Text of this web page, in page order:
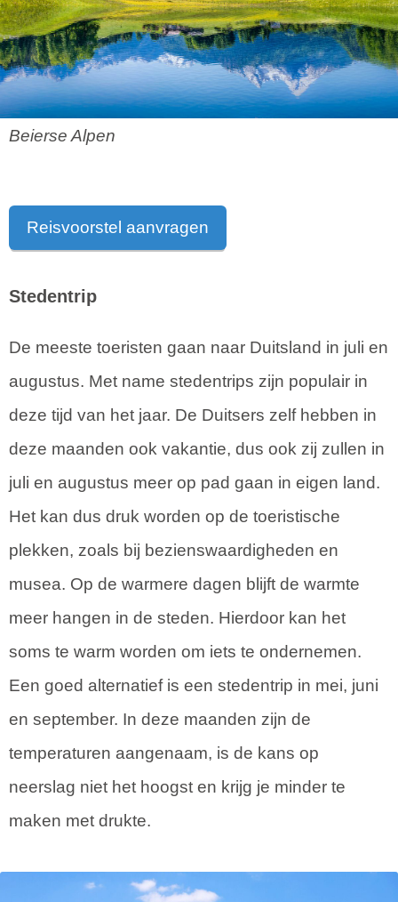
Beierse Alpen
Reisvoorstel aanvragen
Stedentrip
De meeste toeristen gaan naar Duitsland in juli en
augustus. Met name stedentrips zijn populair in
deze tijd van het jaar. De Duitsers zelf hebben in
deze maanden ook vakantie, dus ook zij zullen in
juli en augustus meer op pad gaan in eigen land.
Het kan dus druk worden op de toeristische
plekken, zoals bij bezienswaardigheden en
musea. Op de warmere dagen blijft de warmte
meer hangen in de steden. Hierdoor kan het
soms te warm worden om iets te ondernemen.
Een goed alternatief is een stedentrip in mei, juni
en september. In deze maanden zijn de
temperaturen aangenaam, is de kans op
neerslag niet het hoogst en krijg je minder te
maken met drukte.